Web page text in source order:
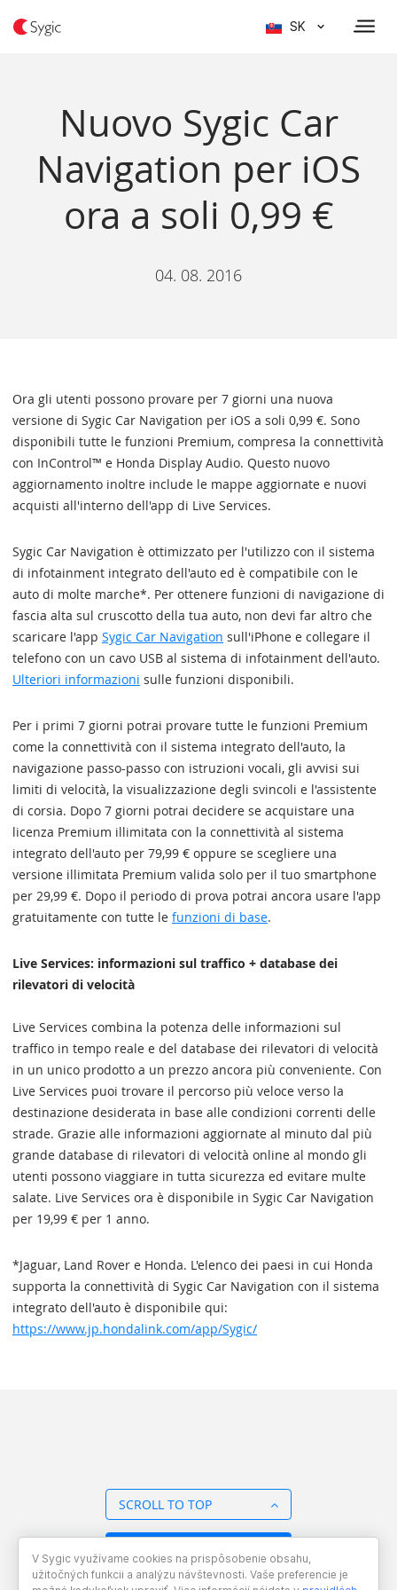
SK
Nuovo Sygic Car
Navigation per iOS
ora a soli 0,99 €
04. 08. 2016
Ora gli utenti possono provare per 7 giorni una nuova
versione di Sygic Car Navigation per iOS a soli 0,99 €. Sono
disponibili tutte le funzioni Premium, compresa la connettività
con InControl™ e Honda Display Audio. Questo nuovo
aggiornamento inoltre include le mappe aggiornate e nuovi
acquisti all'interno dell'app di Live Services.
Sygic Car Navigation è ottimizzato per l'utilizzo con il sistema
di infotainment integrato dell'auto ed è compatibile con le
auto di molte marche*. Per ottenere funzioni di navigazione di
fascia alta sul cruscotto della tua auto, non devi far altro che
scaricare l'app Sygic Car Navigation sull'iPhone e collegare il
telefono con un cavo USB al sistema di infotainment dell'auto.
Ulteriori informazioni sulle funzioni disponibili.
Per i primi 7 giorni potrai provare tutte le funzioni Premium
come la connettività con il sistema integrato dell'auto, la
navigazione passo-passo con istruzioni vocali, gli avvisi sui
limiti di velocità, la visualizzazione degli svincoli e l'assistente
di corsia. Dopo 7 giorni potrai decidere se acquistare una
licenza Premium illimitata con la connettività al sistema
integrato dell'auto per 79,99 € oppure se scegliere una
versione illimitata Premium valida solo per il tuo smartphone
per 29,99 €. Dopo il periodo di prova potrai ancora usare l'app
gratuitamente con tutte le funzioni di base.
Live Services: informazioni sul traffico + database dei
rilevatori di velocità
Live Services combina la potenza delle informazioni sul
traffico in tempo reale e del database dei rilevatori di velocità
in un unico prodotto a un prezzo ancora più conveniente. Con
Live Services puoi trovare il percorso più veloce verso la
destinazione desiderata in base alle condizioni correnti delle
strade. Grazie alle informazioni aggiornate al minuto dal più
grande database di rilevatori di velocità online al mondo gli
utenti possono viaggiare in tutta sicurezza ed evitare multe
salate. Live Services ora è disponibile in Sygic Car Navigation
per 19,99 € per 1 anno.
*Jaguar, Land Rover e Honda. L'elenco dei paesi in cui Honda
supporta la connettività di Sygic Car Navigation con il sistema
integrato dell'auto è disponibile qui:
https://www.jp.hondalink.com/app/Sygic/
SCROLL TO TOP
V Sygic využívame cookies na prispôsobenie obsahu,
užitočných funkcii a analýzu návštevnosti. Vaše preferencie je